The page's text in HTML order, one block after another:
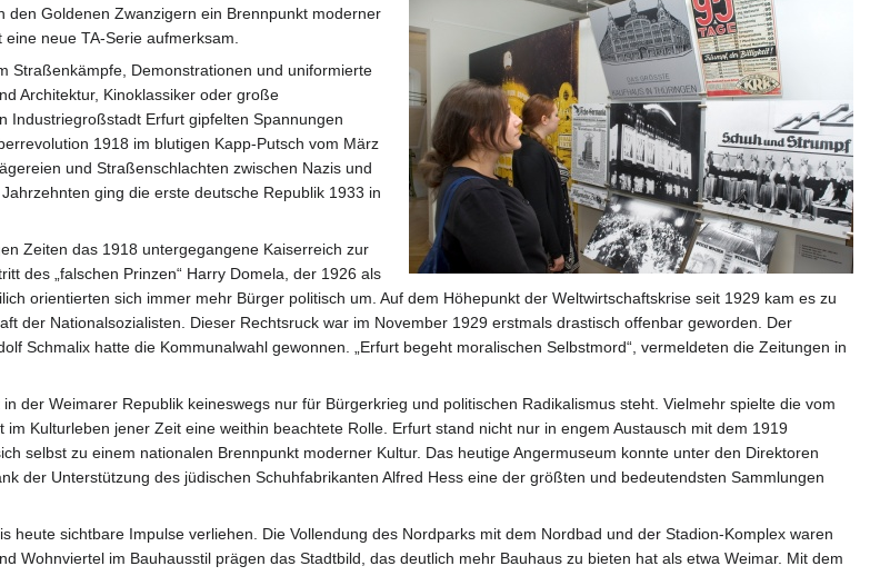
Goldenen Zwanzigern ein Brennpunkt moderner
neue TA-Serie aufmerksam.
Straßenkämpfe, Demonstrationen und uniformierte
Architektur, Kinoklassiker oder große
Industriegroßstadt Erfurt gipfelten Spannungen
1918 im blutigen Kapp-Putsch vom März
und Straßenschlachten zwischen Nazis und
ging die erste deutsche Republik 1933 in
Zeiten das 1918 untergegangene Kaiserreich zur
des „falschen Prinzen“ Harry Domela, der 1926 als
orientierten sich immer mehr Bürger politisch um. Auf dem Höhepunkt der Weltwirtschaftskrise seit 1929 kam es zu
der Nationalsozialisten. Dieser Rechtsruck war im November 1929 erstmals drastisch offenbar geworden. Der
Schmalix hatte die Kommunalwahl gewonnen. „Erfurt begeht moralischen Selbstmord“, vermeldeten die Zeitungen in
der Weimarer Republik keineswegs nur für Bürgerkrieg und politischen Radikalismus steht. Vielmehr spielte die vom
Kulturleben jener Zeit eine weithin beachtete Rolle. Erfurt stand nicht nur in engem Austausch mit dem 1919
selbst zu einem nationalen Brennpunkt moderner Kultur. Das heutige Angermuseum konnte unter den Direktoren
der Unterstützung des jüdischen Schuhfabrikanten Alfred Hess eine der größten und bedeutendsten Sammlungen
heute sichtbare Impulse verliehen. Die Vollendung des Nordparks mit dem Nordbad und der Stadion-Komplex waren
Wohnviertel im Bauhausstil prägen das Stadtbild, das deutlich mehr Bauhaus zu bieten hat als etwa Weimar. Mit dem